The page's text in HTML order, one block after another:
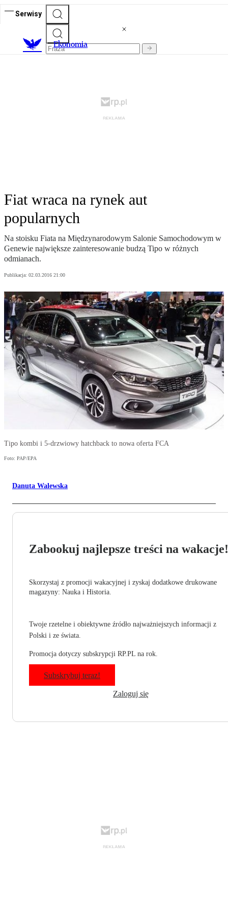
Serwisy
Ekonomia
Fiat wraca na rynek aut
popularnych
Na stoisku Fiata na Międzynarodowym Salonie Samochodowym w
Genewie największe zainteresowanie budzą Tipo w różnych
odmianach.
Publikacja: 02.03.2016 21:00
Tipo kombi i 5-drzwiowy hatchback to nowa oferta FCA
Foto: PAP/EPA
Danuta Walewska
Zabookuj najlepsze treści na wakacje!
Skorzystaj z promocji wakacyjnej i zyskaj dodatkowe drukowane
magazyny: Nauka i Historia.
Twoje rzetelne i obiektywne źródło najważniejszych informacji z
Polski i ze świata.
Promocja dotyczy subskrypcji RP.PL na rok.
Subskrybuj teraz!
Zaloguj się